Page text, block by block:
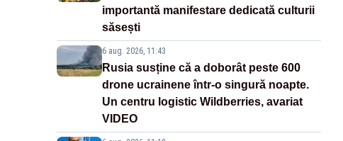
importantă manifestare dedicată culturii
săsești
6 aug. 2026, 11:43
Rusia susține că a doborât peste 600
drone ucrainene într-o singură noapte.
Un centru logistic Wildberries, avariat
VIDEO